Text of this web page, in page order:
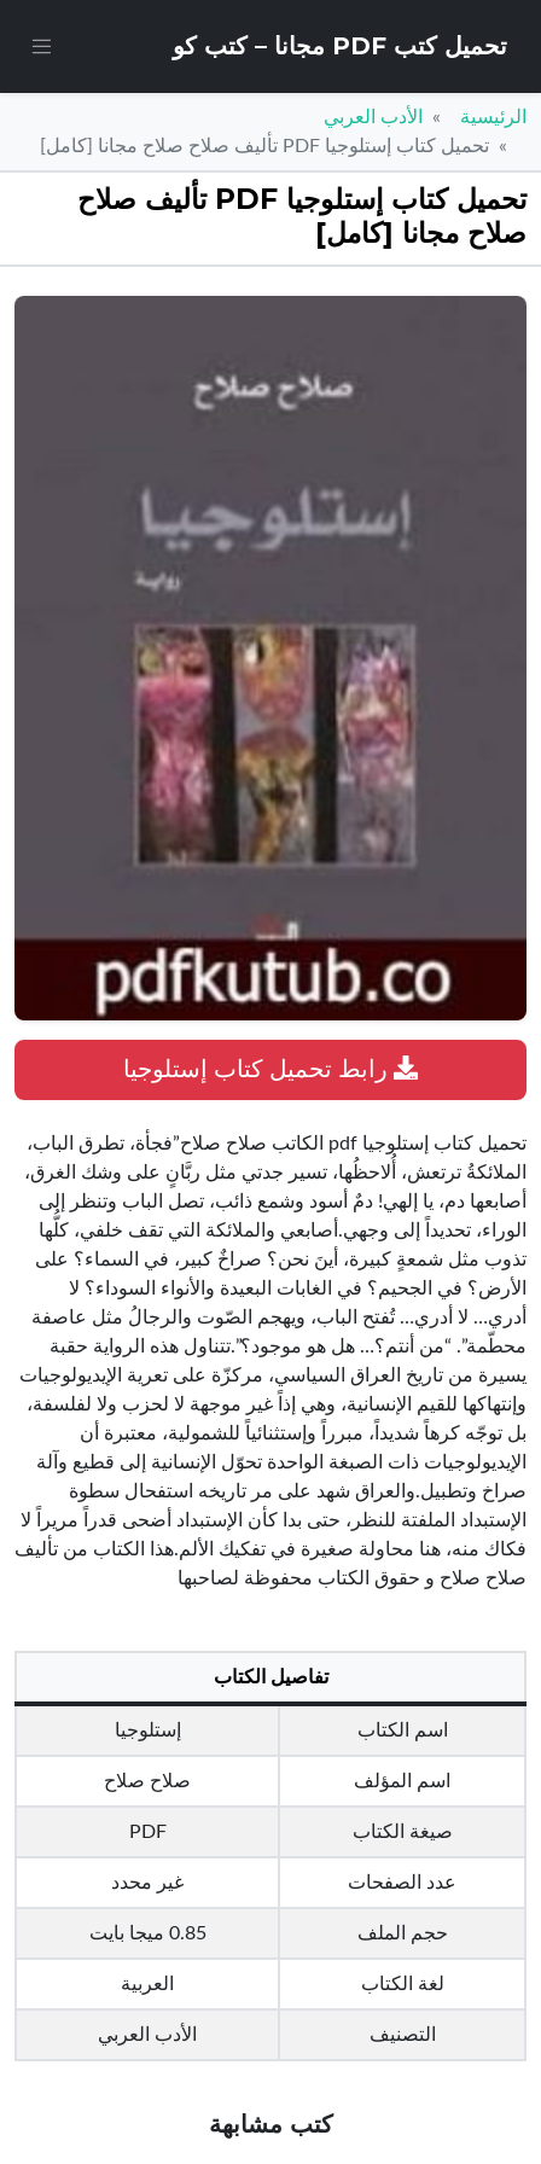
تحميل كتب PDF مجانا – كتب كو
الرئيسية
الأدب العربي
تحميل كتاب إستلوجيا PDF تأليف صلاح صلاح مجانا [كامل]
تحميل كتاب إستلوجيا PDF تأليف صلاح
صلاح مجانا [كامل]
تحميل كتاب إستلوجيا pdf الكاتب صلاح صلاح”فجأة، تطرق الباب،
الملائكةُ ترتعش، أُلاحظُها، تسير جدتي مثل ربَّانٍ على وشك الغرق،
أصابعها دم، يا إلهي! دمٌ أسود وشمع ذائب، تصل الباب وتنظر إلى
الوراء، تحديداً إلى وجهي.أصابعي والملائكة التي تقف خلفي، كلُّها
تذوب مثل شمعةٍ كبيرة، أينَ نحن؟ صراخٌ كبير، في السماء؟ على
الأرض؟ في الجحيم؟ في الغابات البعيدة والأنواء السوداء؟ لا
أدري… لا أدري… تُفتح الباب، ويهجم الصّوت والرجالُ مثل عاصفة
محطّمة”. “من أنتم؟… هل هو موجود؟”.تتناول هذه الرواية حقبة
يسيرة من تاريخ العراق السياسي، مركزّة على تعرية الإيديولوجيات
وإنتهاكها للقيم الإنسانية، وهي إذاً غير موجهة لا لحزب ولا لفلسفة،
بل توجّه كرهاً شديداً، مبرراً وإستثنائياً للشمولية، معتبرة أن
الإيديولوجيات ذات الصبغة الواحدة تحوّل الإنسانية إلى قطيع وآلة
صراخ وتطبيل.والعراق شهد على مر تاريخه استفحال سطوة
الإستبداد الملفتة للنظر، حتى بدا كأن الإستبداد أضحى قدراً مريراً لا
فكاك منه، هنا محاولة صغيرة في تفكيك الألم.هذا الكتاب من تأليف
صلاح صلاح و حقوق الكتاب محفوظة لصاحبها
تفاصيل الكتاب
اسم الكتاب إستلوجيا
اسم المؤلف صلاح صلاح
صيغة الكتاب PDF
عدد الصفحات غير محدد
حجم الملف 0.85 ميجا بايت
لغة الكتاب العربية
التصنيف الأدب العربي
كتب مشابهة